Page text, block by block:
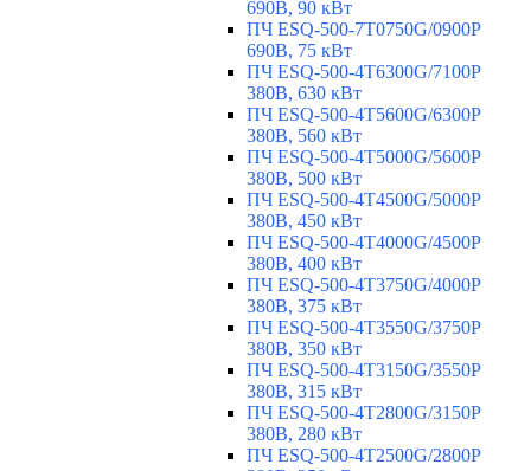
690В, 90 кВт
ПЧ ESQ-500-7T0750G/0900P
690В, 75 кВт
ПЧ ESQ-500-4T6300G/7100P
380В, 630 кВт
ПЧ ESQ-500-4T5600G/6300P
380В, 560 кВт
ПЧ ESQ-500-4T5000G/5600P
380В, 500 кВт
ПЧ ESQ-500-4T4500G/5000P
380В, 450 кВт
ПЧ ESQ-500-4T4000G/4500P
380В, 400 кВт
ПЧ ESQ-500-4T3750G/4000P
380В, 375 кВт
ПЧ ESQ-500-4T3550G/3750P
380В, 350 кВт
ПЧ ESQ-500-4T3150G/3550P
380В, 315 кВт
ПЧ ESQ-500-4T2800G/3150P
380В, 280 кВт
ПЧ ESQ-500-4T2500G/2800P